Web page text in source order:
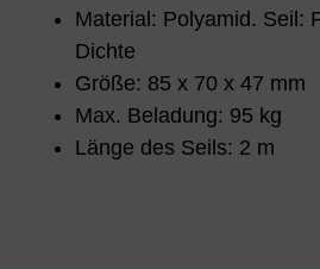
Material: Polyamid. Seil:
Dichte
Größe: 85 x 70 x 47 mm
Max. Beladung: 95 kg
Länge des Seils: 2 m